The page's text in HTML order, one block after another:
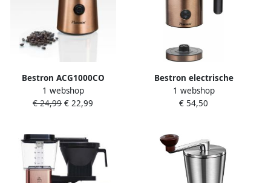
Bestron ACG1000CO
Elektrische Koffiemolen â€“
150W â€“ RVS Messen â€“
Koffiebonen & Kruiden 5
jaar garantie
1 webshop
€ 24,99 € 22,99
Bestron electrische
Melkopschuimer met 360°
basis & tot 300ml capaciteit
1 webshop
€ 54,50